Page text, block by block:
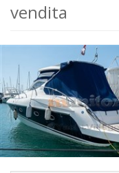
vendita